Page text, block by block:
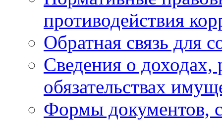
противодействия
Обратная связь для
Сведения о доходах,
обязательствах
Формы документов,